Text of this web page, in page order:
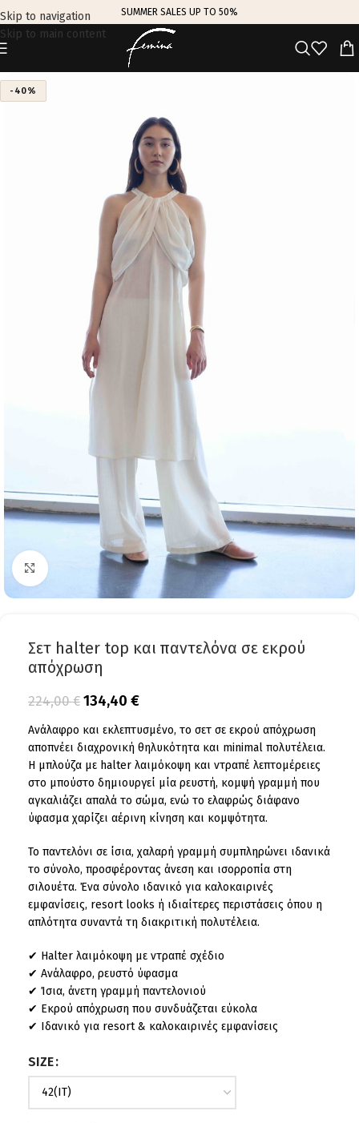
Skip to navigation
Skip to main content
SUMMER SALES UP TO 50%
-40%
Click to enlarge
Σετ halter top και παντελόνα σε εκρού
απόχρωση
224,00€ 134,40 €
Ανάλαφρο και εκλεπτυσμένο, το σετ σε εκρού απόχρωση
αποπνέει διαχρονική θηλυκότητα και minimal πολυτέλεια.
Η μπλούζα με halter λαιμόκοψη και ντραπέ λεπτομέρειες
στο μπούστο δημιουργεί μία ρευστή, κομψή γραμμή που
αγκαλιάζει απαλά το σώμα, ενώ το ελαφρώς διάφανο
ύφασμα χαρίζει αέρινη κίνηση και κομψότητα.
Το παντελόνι σε ίσια, χαλαρή γραμμή συμπληρώνει ιδανικά
το σύνολο, προσφέροντας άνεση και ισορροπία στη
σιλουέτα. Ένα σύνολο ιδανικό για καλοκαιρινές
εμφανίσεις, resort looks ή ιδιαίτερες περιστάσεις όπου η
απλότητα συναντά τη διακριτική πολυτέλεια.
✔ Halter λαιμόκοψη με ντραπέ σχέδιο
✔ Ανάλαφρο, ρευστό ύφασμα
✔ Ίσια, άνετη γραμμή παντελονιού
✔ Εκρού απόχρωση που συνδυάζεται εύκολα
✔ Ιδανικό για resort & καλοκαιρινές εμφανίσεις
SIZE